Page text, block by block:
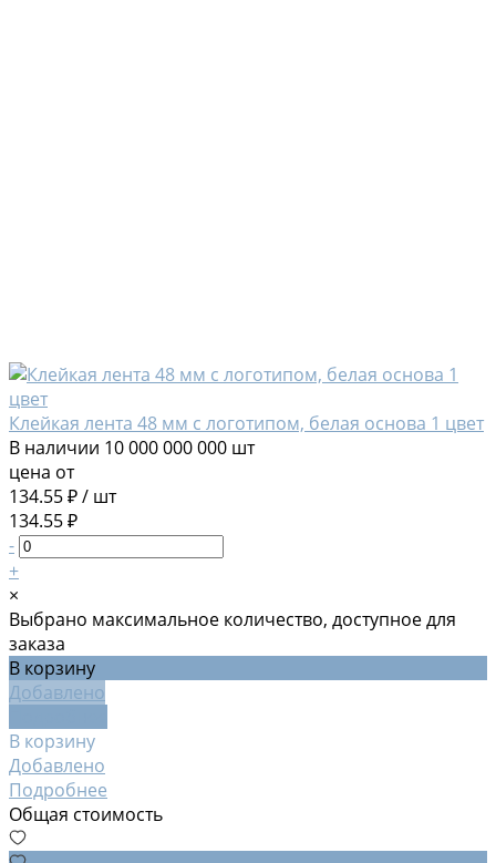
Клейкая лента 48 мм с логотипом, белая основа 1 цвет
В наличии 10 000 000 000 шт
цена от
134.55 ₽/ шт
134.55 ₽
-
+
×
Выбрано максимальное количество, доступное для
заказа
В корзину
Добавлено
В корзину
Добавлено
Подробнее
Общая стоимость